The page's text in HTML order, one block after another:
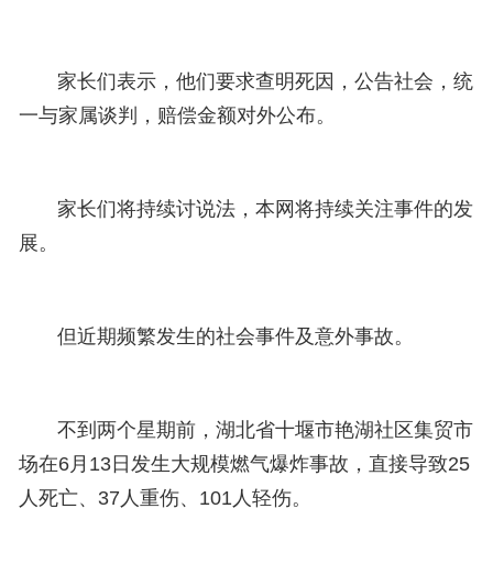
家长们表示，他们要求查明死因，公告社会，统
一与家属谈判，赔偿金额对外公布。
家长们将持续讨说法，本网将持续关注事件的发
展。
但近期频繁发生的社会事件及意外事故。
不到两个星期前，湖北省十堰市艳湖社区集贸市
场在6月13日发生大规模燃气爆炸事故，直接导致25
人死亡、37人重伤、101人轻伤。